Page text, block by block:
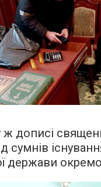
дописі
сумнів
держави окремо